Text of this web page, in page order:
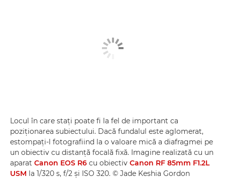
Locul în care staţi poate fi la fel de important ca
poziţionarea subiectului. Dacă fundalul este aglomerat,
estompaţi-l fotografiind la o valoare mică a diafragmei pe
un obiectiv cu distanţă focală fixă. Imagine realizată cu un
aparat Canon EOS R6 cu obiectiv Canon RF 85mm F1.2L
USM la 1/320 s, f/2 şi ISO 320. © Jade Keshia Gordon